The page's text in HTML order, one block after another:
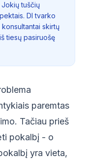
tuščių
DI tvarko
skirtų
tiesų pasiruošę
paremtas
Tačiau prieš
pokalbį - o
yra vieta,